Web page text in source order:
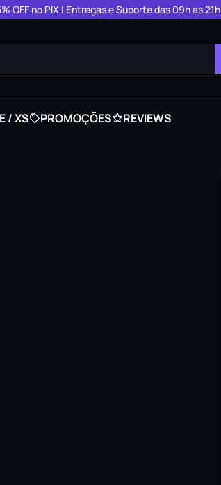
OFF no PIX | Entregas e Suporte das 09h às 21h
/ XS PROMOÇÕES REVIEWS